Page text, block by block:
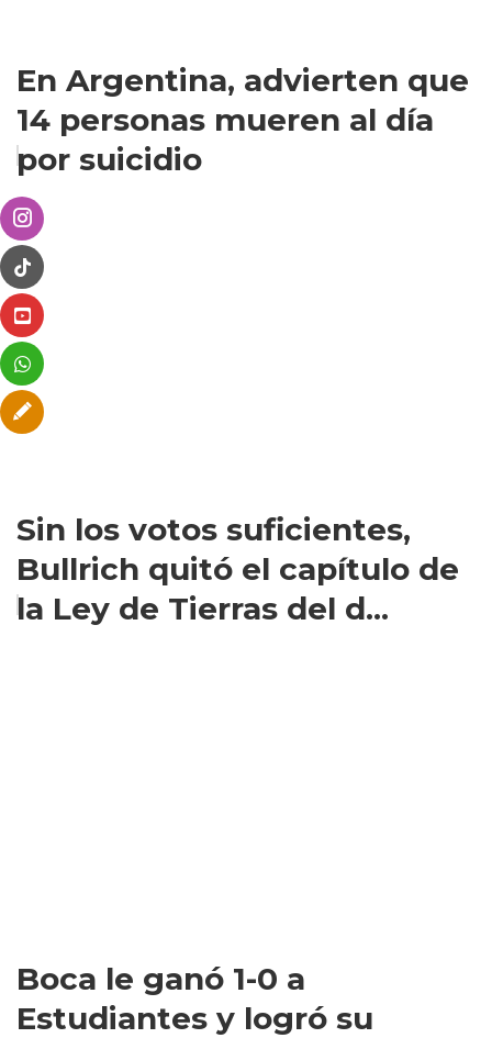
En Argentina, advierten que
14 personas mueren al día
por suicidio
Sin los votos suficientes,
Bullrich quitó el capítulo de
la Ley de Tierras del d...
Boca le ganó 1-0 a
Estudiantes y logró su